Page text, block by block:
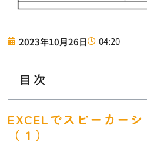
2023年10月26日 04:20
目次
EXCELでスピーカー
（１）